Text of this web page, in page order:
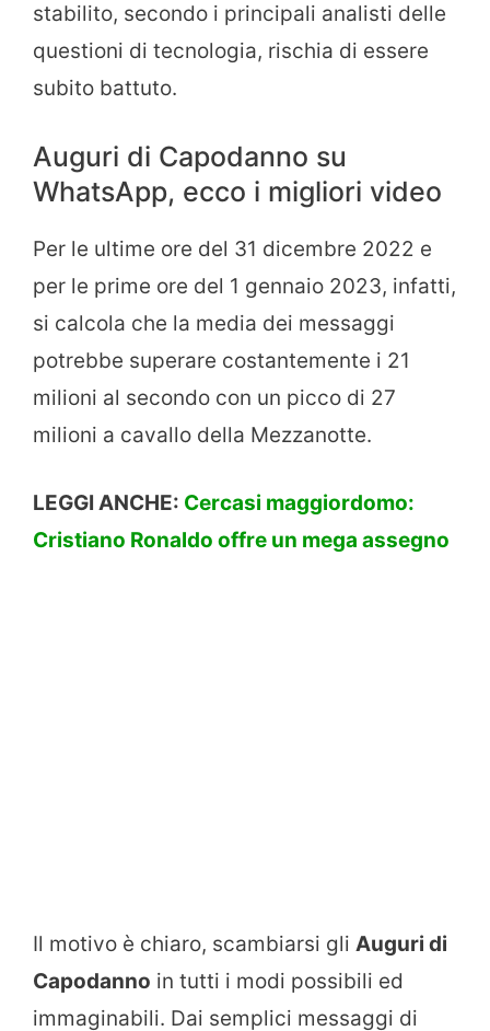
stabilito, secondo i principali analisti delle
questioni di tecnologia, rischia di essere
subito battuto.
Auguri di Capodanno su
WhatsApp, ecco i migliori video
Per le ultime ore del 31 dicembre 2022 e
per le prime ore del 1 gennaio 2023, infatti,
si calcola che la media dei messaggi
potrebbe superare costantemente i 21
milioni al secondo con un picco di 27
milioni a cavallo della Mezzanotte.
LEGGI ANCHE: Cercasi maggiordomo:
Cristiano Ronaldo offre un mega assegno
Il motivo è chiaro, scambiarsi gli Auguri di
Capodanno in tutti i modi possibili ed
immaginabili. Dai semplici messaggi di